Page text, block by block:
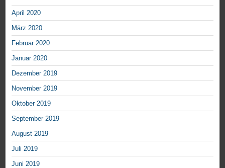
April 2020
März 2020
Februar 2020
Januar 2020
Dezember 2019
November 2019
Oktober 2019
September 2019
August 2019
Juli 2019
Juni 2019